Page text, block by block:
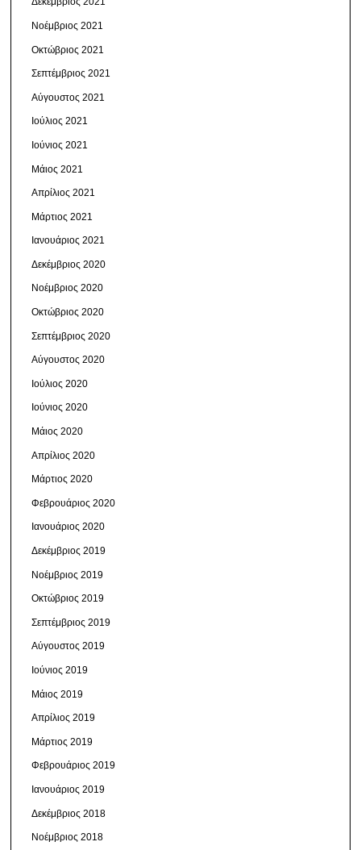
Νοέμβριος 2021
Οκτώβριος 2021
Σεπτέμβριος 2021
Αύγουστος 2021
Ιούλιος 2021
Ιούνιος 2021
Μάιος 2021
Απρίλιος 2021
Μάρτιος 2021
Ιανουάριος 2021
Δεκέμβριος 2020
Νοέμβριος 2020
Οκτώβριος 2020
Σεπτέμβριος 2020
Αύγουστος 2020
Ιούλιος 2020
Ιούνιος 2020
Μάιος 2020
Απρίλιος 2020
Μάρτιος 2020
Φεβρουάριος 2020
Ιανουάριος 2020
Δεκέμβριος 2019
Νοέμβριος 2019
Οκτώβριος 2019
Σεπτέμβριος 2019
Αύγουστος 2019
Ιούνιος 2019
Μάιος 2019
Απρίλιος 2019
Μάρτιος 2019
Φεβρουάριος 2019
Ιανουάριος 2019
Δεκέμβριος 2018
Νοέμβριος 2018